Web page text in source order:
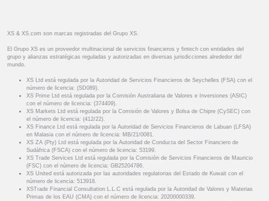
XS & XS.com son marcas registradas del Grupo XS.
El Grupo XS es un proveedor multinacional de servicios financieros y fintech con entidades del
grupo y alianzas estratégicas reguladas y autorizadas en diversas jurisdicciones alrededor del
mundo.
XS Ltd está regulada por la Autoridad de Servicios Financieros de Seychelles (FSA) con el
número de licencia: (SD089).
XS Prime Ltd está regulada por la Comisión Australiana de Valores e Inversiones (ASIC)
con el número de licencia: (374409).
XS Markets Ltd está regulada por la Comisión de Valores y Bolsa de Chipre (CySEC) con
el número de licencia: (412/22).
XS Finance Ltd está regulada por la Autoridad de Servicios Financieros de Labuan (LFSA)
en Malasia con el número de licencia: MB/21/0081.
XS ZA (Pty) Ltd está regulada por la Autoridad de Conducta del Sector Financiero de
Sudáfrica (FSCA) con el número de licencia: 53199.
XS Trade Services Ltd está regulada por la Comisión de Servicios Financieros de Mauricio
(FSC) con el número de licencia: GB25204786.
XS United está autorizada por las autoridades regulatorias del Estado de Kuwait con el
número de licencia: 513918.
XSTrade Financial Consultation L.L.C está regulada por la Autoridad de Valores y Materias
Primas de los EAU (CMA) con el número de licencia: 20200000339.